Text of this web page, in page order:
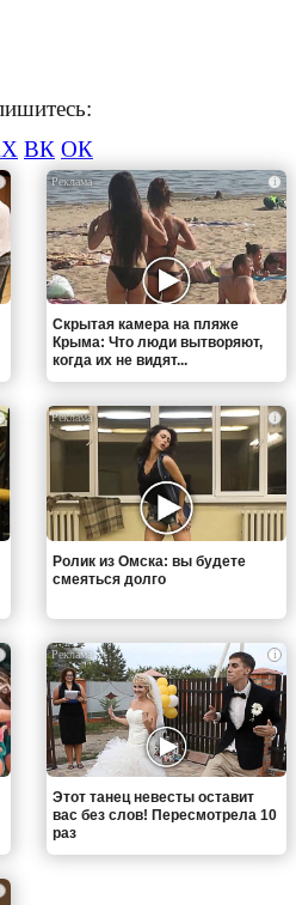
ВК ОК
i
Скрытая камера на пляже
Крыма: Что люди вытворяют,
когда их не видят...
i
Ролик из Омска: вы будете
смеяться долго
i
Этот танец невесты оставит
вас без слов! Пересмотрела 10
раз